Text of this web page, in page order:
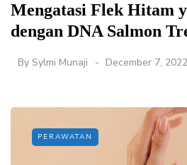
Mengatasi Flek Hitam
dengan DNA Salmon
By Sylmi Munaji December 7, 2022
PERAWATAN